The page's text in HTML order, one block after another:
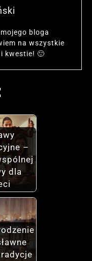
bloga
na wszystkie
kwestie! 🙂
–
dla